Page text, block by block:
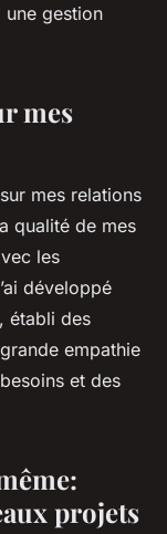
gestion
mes
mes relations
qualité de mes
les
développé
établi des
empathie
et des
projets